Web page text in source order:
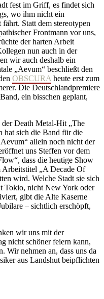
fest im Griff, es findet sich
wo ihm nicht ein
Statt dem stereotypen
Frontmann vor uns,
der harten Arbeit
nun auch in der
wir auch deshalb ein
„Aevum“ beschließt den
OBSCURA heute erst zum
Die Deutschlandpremiere
ein bisschen geplant,
Death Metal-Hit „The
hat sich die Band für die
allein noch nicht der
uns Steffen vor dem
dass die heutige Show
„A Decade Of
wird. Welche Stadt sie sich
Tokio, nicht New York oder
gibt die Alte Kaserne
– sichtlich erschöpft,
wir uns mit der
nicht schöner feiern kann,
Wir nehmen an, dass uns da
aus Landshut beipflichten